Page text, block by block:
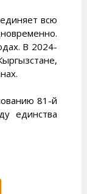
всю
В 2024-
81-й
единства